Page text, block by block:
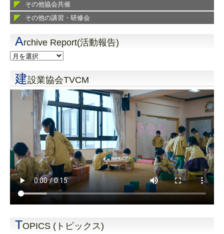
その他協会共催
その他の講習・研修会
Archive Report(活動報告)
建設業協会TVCM
TOPICS (トピックス)